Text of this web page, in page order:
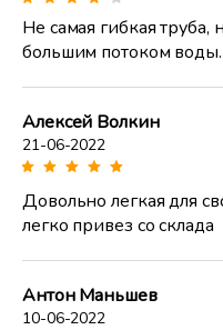
Не самая гибкая труба,
большим потоком воды.
Алексей Волкин
21-06-2022
Довольно легкая для
легко привез со склада
Антон Маньшев
10-06-2022